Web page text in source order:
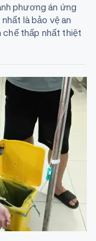
phương án ứng
là bảo vệ an
chế thấp nhất thiệt